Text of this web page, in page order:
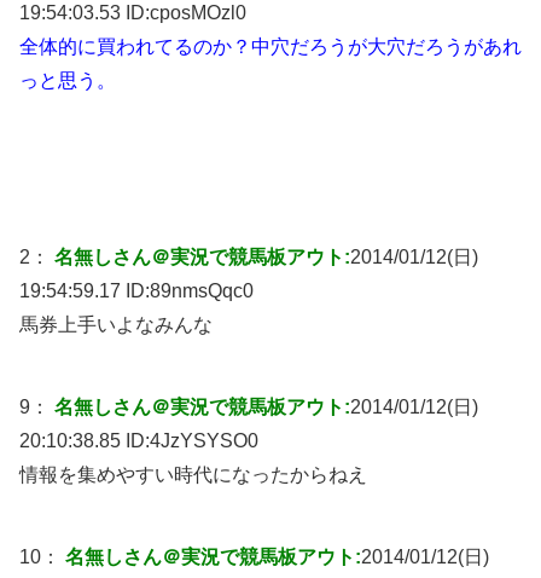
19:54:03.53 ID:cposMOzl0
全体的に買われてるのか？中穴だろうが大穴だろうがあれ
っと思う。
2： 名無しさん＠実況で競馬板アウト:2014/01/12(日)
19:54:59.17 ID:89nmsQqc0
馬券上手いよなみんな
9： 名無しさん＠実況で競馬板アウト:2014/01/12(日)
20:10:38.85 ID:4JzYSYSO0
情報を集めやすい時代になったからねえ
10： 名無しさん＠実況で競馬板アウト:2014/01/12(日)